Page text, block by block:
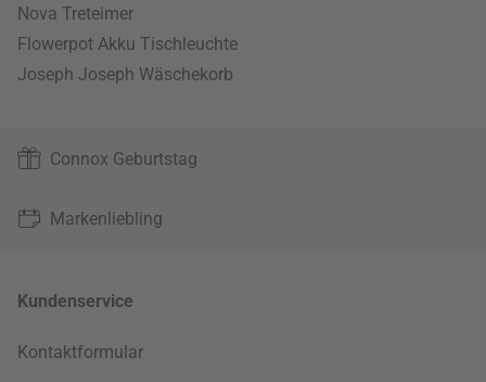
Nova Treteimer
Flowerpot Akku Tischleuchte
Joseph Joseph Wäschekorb
Connox Geburtstag
Markenliebling
Kundenservice
Kontaktformular